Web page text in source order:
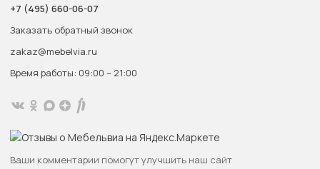
+7 (495) 660-06-07
Заказать обратный звонок
zakaz@mebelvia.ru
Время работы: 09:00 – 21:00
Ваши комментарии помогут улучшить наш сайт